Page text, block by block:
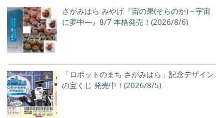
さがみはら みやげ『宙の果(そらのか)－宇宙
に夢中―』8/7 本格発売！(2026/8/6)
「ロボットのまち さがみはら」記念デザイン
の宝くじ 発売中！(2026/8/5)